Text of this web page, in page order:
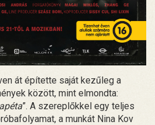
át építette saját kezűleg a
között, mint elmondta:
”. A szereplőkkel egy teljes
a munkát Nina Kov